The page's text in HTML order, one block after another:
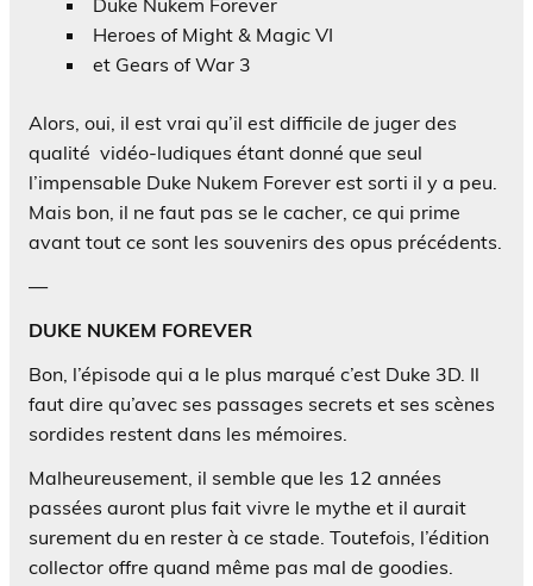
Heroes of Might & Magic VI
et Gears of War 3
Alors, oui, il est vrai qu’il est difficile de juger des
qualité vidéo-ludiques étant donné que seul
l’impensable Duke Nukem Forever est sorti il y a peu.
Mais bon, il ne faut pas se le cacher, ce qui prime
avant tout ce sont les souvenirs des opus précédents.
—
DUKE NUKEM FOREVER
Bon, l’épisode qui a le plus marqué c’est Duke 3D. Il
faut dire qu’avec ses passages secrets et ses scènes
sordides restent dans les mémoires.
Malheureusement, il semble que les 12 années
passées auront plus fait vivre le mythe et il aurait
surement du en rester à ce stade. Toutefois, l’édition
collector offre quand même pas mal de goodies.